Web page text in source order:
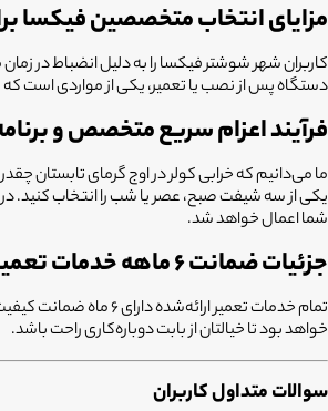
مزایای انتخاب متخصصین فیکسا
دستگاه پس از نصب یا تعمیر، یکی از مواردی است
فرآیند اعزام سریع متخصص و
یکی از سه شیفت صبح، عصر یا شب را انتخاب کنید.
شما اعمال خواهد شد.
جزئیات ضمانت ۶ ماهه خدمات تعمیر فیکسا
تمام خدمات تعمیر
خواهد بود تا خیالتان از بابت دوباره‌کاری راحت باشد.
سوالات متداول کاربران